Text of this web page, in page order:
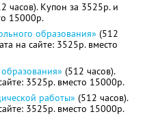
часов). Купон за 3525р. и
15000р.
образования» (512
на сайте: 3525р. вместо
(512 часов).
3525р. вместо 15000р.
работы» (512 часов).
3525р. вместо 15000р.